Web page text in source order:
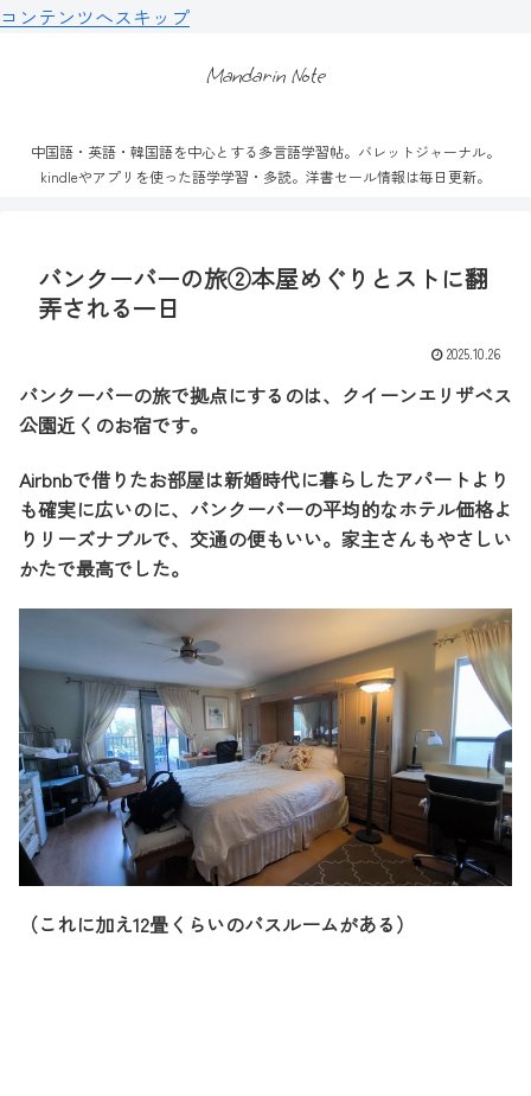
コンテンツへスキップ
Mandarin Note
中国語・英語・韓国語を中心とする多言語学習帖。バレットジャーナル。
kindleやアプリを使った語学学習・多読。洋書セール情報は毎日更新。
バンクーバーの旅②本屋めぐりとストに翻
弄される一日
2025.10.26
バンクーバーの旅で拠点にするのは、クイーンエリザベス
公園近くのお宿です。
Airbnbで借りたお部屋は新婚時代に暮らしたアパートより
も確実に広いのに、バンクーバーの平均的なホテル価格よ
りリーズナブルで、交通の便もいい。家主さんもやさしい
かたで最高でした。
（これに加え12畳くらいのバスルームがある）